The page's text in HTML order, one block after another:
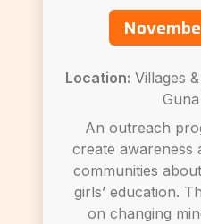
Location: Villages
An outreach
create awareness
communities
girls’ education.
on changing